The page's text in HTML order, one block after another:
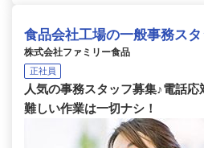
食品会社工場の一般事務スタ
株式会社ファミリー食品
正社員
人気の事務スタッフ募集♪電話応
難しい作業は一切ナシ！